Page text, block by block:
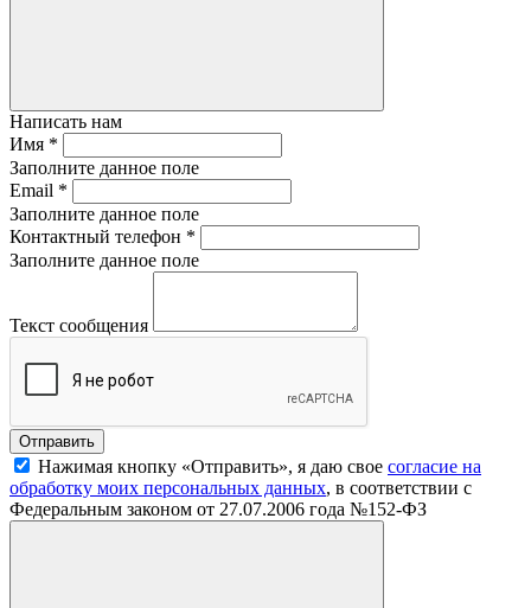
Написать нам
Имя *
Заполните данное поле
Email *
Заполните данное поле
Контактный телефон *
Заполните данное поле
Текст сообщения
Нажимая кнопку «Отправить», я даю свое согласие на
обработку моих персональных данных, в соответствии с
Федеральным законом от 27.07.2006 года №152-ФЗ